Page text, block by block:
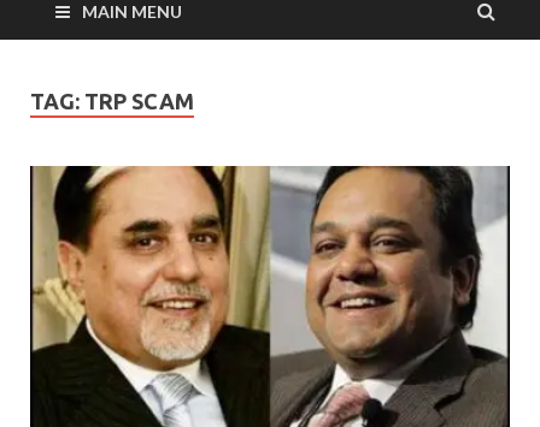
MAIN MENU
TAG: TRP SCAM